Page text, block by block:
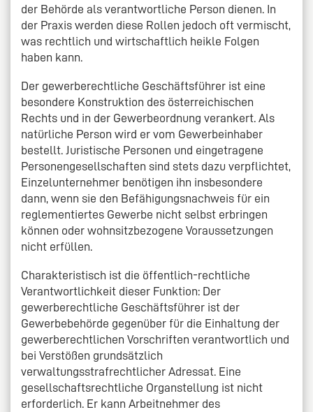
der Behörde als verantwortliche Person dienen. In
der Praxis werden diese Rollen jedoch oft vermischt,
was rechtlich und wirtschaftlich heikle Folgen
haben kann.
Der gewerberechtliche Geschäftsführer ist eine
besondere Konstruktion des österreichischen
Rechts und in der Gewerbeordnung verankert. Als
natürliche Person wird er vom Gewerbeinhaber
bestellt. Juristische Personen und eingetragene
Personengesellschaften sind stets dazu verpflichtet,
Einzelunternehmer benötigen ihn insbesondere
dann, wenn sie den Befähigungsnachweis für ein
reglementiertes Gewerbe nicht selbst erbringen
können oder wohnsitzbezogene Voraussetzungen
nicht erfüllen.
Charakteristisch ist die öffentlich-rechtliche
Verantwortlichkeit dieser Funktion: Der
gewerberechtliche Geschäftsführer ist der
Gewerbebehörde gegenüber für die Einhaltung der
gewerberechtlichen Vorschriften verantwortlich und
bei Verstößen grundsätzlich
verwaltungsstrafrechtlicher Adressat. Eine
gesellschaftsrechtliche Organstellung ist nicht
erforderlich. Er kann Arbeitnehmer des